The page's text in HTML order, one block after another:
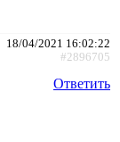
18/04/2021 16:02:22
#2896705
Ответить